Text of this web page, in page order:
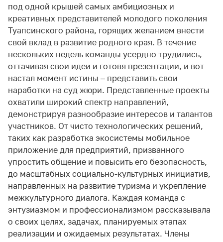
под одной крышей самых амбициозных и
креативных представителей молодого поколения
Туапсинского района, горящих желанием внести
свой вклад в развитие родного края. В течение
нескольких недель команды усердно трудились,
оттачивая свои идеи и готовя презентации, и вот
настал момент истины – представить свои
наработки на суд жюри. Представленные проекты
охватили широкий спектр направлений,
демонстрируя разнообразие интересов и талантов
участников. От чисто технологических решений,
таких как разработка экосистемы мобильное
приложение для предприятий, призванного
упростить общение и повысить его безопасность,
до масштабных социально-культурных инициатив,
направленных на развитие туризма и укрепление
межкультурного диалога. Каждая команда с
энтузиазмом и профессионализмом рассказывала
о своих целях, задачах, планируемых этапах
реализации и ожидаемых результатах. Члены